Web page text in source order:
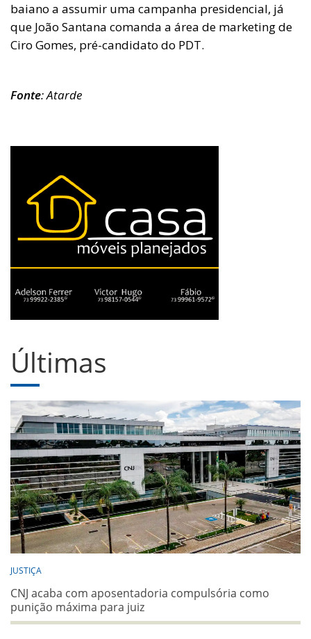
baiano a assumir uma campanha presidencial, já
que João Santana comanda a área de marketing de
Ciro Gomes, pré-candidato do PDT.
Fonte: Atarde
Últimas
JUSTIÇA
CNJ acaba com aposentadoria compulsória como
punição máxima para juiz